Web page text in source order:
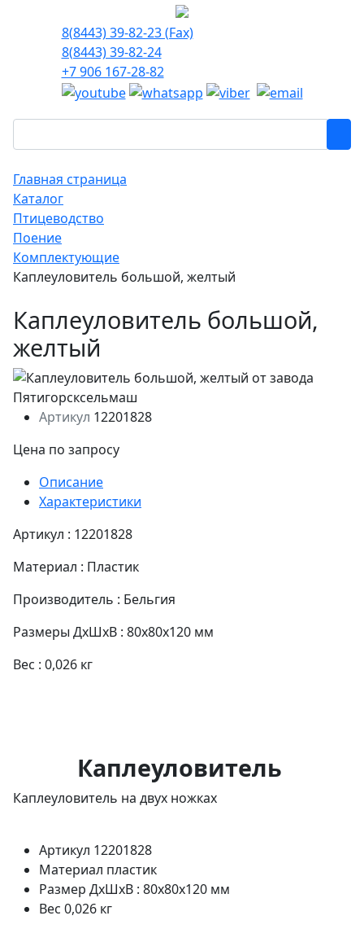
8(8443) 39-82-23 (Fax)
8(8443) 39-82-24
+7 906 167-28-82
Главная страница
Каталог
Птицеводство
Поение
Комплектующие
Каплеуловитель большой, желтый
Каплеуловитель большой,
желтый
Артикул 12201828
Цена по запросу
Описание
Характеристики
Артикул : 12201828
Материал : Пластик
Производитель : Бельгия
Размеры ДхШхВ : 80x80x120 мм
Вес : 0,026 кг
Каплеуловитель
Каплеуловитель на двух ножках
Артикул 12201828
Материал пластик
Размер ДхШхВ : 80x80x120 мм
Вес 0,026 кг